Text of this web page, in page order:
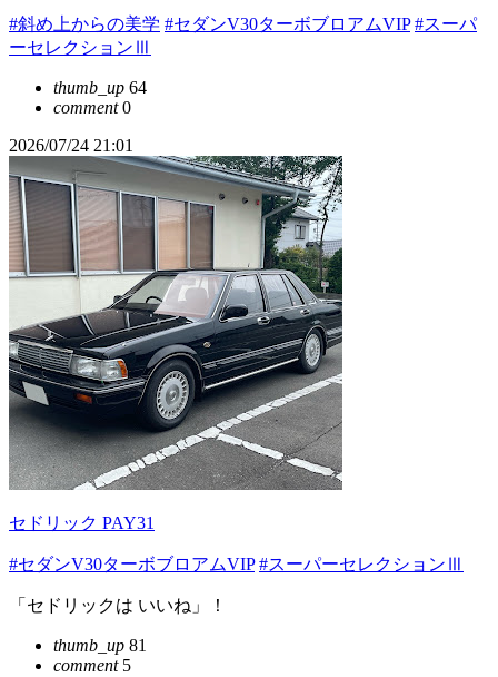
#斜め上からの美学 #セダンV30ターボブロアムVIP #スーパ
ーセレクションⅢ
thumb_up 64
comment0
2026/07/24 21:01
セドリック PAY31
#セダンV30ターボブロアムVIP #スーパーセレクションⅢ
「セドリックは いいね」！
thumb_up 81
comment5